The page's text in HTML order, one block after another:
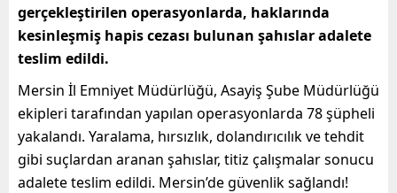
gerçekleştirilen operasyonlarda, haklarında
kesinleşmiş hapis cezası bulunan şahıslar adalete
teslim edildi.
Mersin İl Emniyet Müdürlüğü, Asayiş Şube Müdürlüğü
ekipleri tarafından yapılan operasyonlarda 78 şüpheli
yakalandı. Yaralama, hırsızlık, dolandırıcılık ve tehdit
gibi suçlardan aranan şahıslar, titiz çalışmalar sonucu
adalete teslim edildi. Mersin’de güvenlik sağlandı!